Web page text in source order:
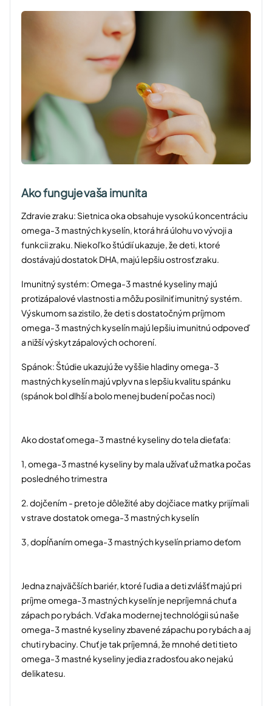
Ako funguje vaša imunita
Zdravie zraku: Sietnica oka obsahuje vysokú koncentráciu
omega-3 mastných kyselín, ktorá hrá úlohu vo vývoji a
funkcii zraku. Niekoľko štúdií ukazuje, že deti, ktoré
dostávajú dostatok DHA, majú lepšiu ostrosť zraku.
Imunitný systém: Omega-3 mastné kyseliny majú
protizápalové vlastnosti a môžu posilniť imunitný systém.
Výskumom sa zistilo, že deti s dostatočným príjmom
omega-3 mastných kyselín majú lepšiu imunitnú odpoveď
a nižší výskyt zápalových ochorení.
Spánok: Štúdie ukazujú že vyššie hladiny omega-3
mastných kyselín majú vplyv na s lepšiu kvalitu spánku
(spánok bol dlhší a bolo menej budení počas noci)
Ako dostať omega-3 mastné kyseliny do tela dieťaťa:
1, omega-3 mastné kyseliny by mala užívať už matka počas
posledného trimestra
2. dojčením - preto je dôležité aby dojčiace matky prijímali
v strave dostatok omega-3 mastných kyselín
3, dopĺňaním omega-3 mastných kyselín priamo deťom
Jedna z najväčších bariér, ktoré ľudia a deti zvlášť majú pri
príjme omega-3 mastných kyselín je nepríjemná chuť a
zápach po rybách. Vďaka modernej technológii sú naše
omega-3 mastné kyseliny zbavené zápachu po rybách a aj
chuti rybaciny. Chuť je tak príjemná, že mnohé deti tieto
omega-3 mastné kyseliny jedia z radosťou ako nejakú
delikatesu.